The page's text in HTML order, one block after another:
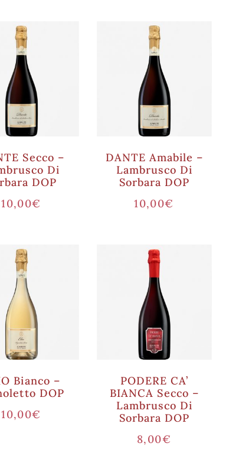
Secco –
Di
DOP
10,00€
DANTE Amabile –
Lambrusco Di
Sorbara DOP
10,00€
Bianco –
DOP
10,00€
PODERE CA’
BIANCA Secco –
Lambrusco Di
Sorbara DOP
8,00€